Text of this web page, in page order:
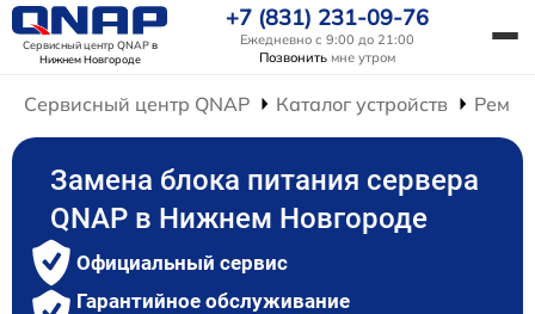
Сервисный центр QNAPв
Нижнем Новгороде
+7 (831) 231-09-76
Ежедневно с 9:00 до 21:00
Позвонить мне утром
Сервисный центр QNAP Каталог устройств
Замена блока питания сервера
QNAP в Нижнем Новгороде
Официальный сервис
Гарантийное обслуживание